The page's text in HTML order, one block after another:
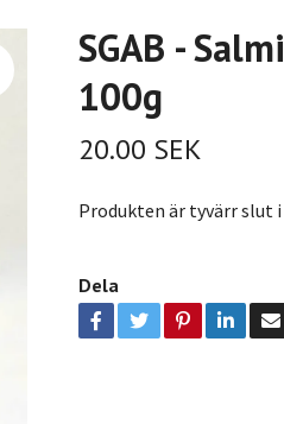
SGAB -
100g
20.00 SEK
Produkten är tyvärr slut i
Dela